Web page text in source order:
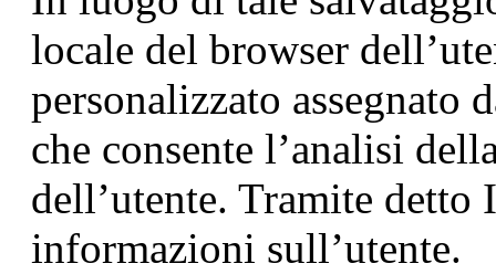
locale del browser
personalizzato assegnato
che consente l’analisi
dell’utente. Tramite detto
informazioni sull’utente.